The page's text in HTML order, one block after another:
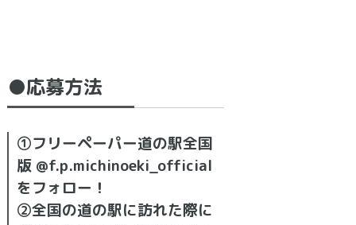
●応募方法
①フリーペーパー道の駅全国
版 @f.p.michinoeki_official
をフォロー！
②全国の道の駅に訪れた際に